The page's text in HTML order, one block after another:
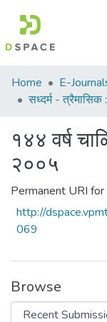
Communities
&
All of DSpace
Home E-
सध्दर्म -
१४४ वर्ष
२००५
Permanent URI
http://
069
Browse